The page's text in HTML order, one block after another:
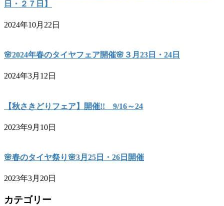
日・２７日】
2024年10月22日
🌸2024年春のタイヤフェア開催🌸３月23日・24日
2024年3月12日
【秋さきどりフェア】開催!! 9/16～24
2023年9月10日
🌸春のタイヤ祭り🌸3月25日・26日開催
2023年3月20日
カテゴリー